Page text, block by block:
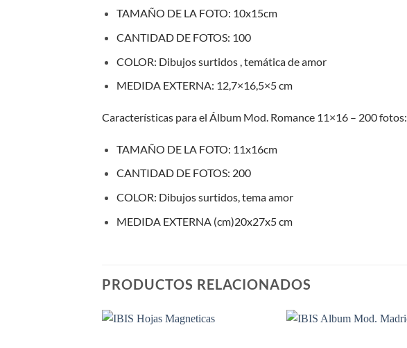
TAMAÑO DE LA FOTO: 10x15cm
CANTIDAD DE FOTOS: 100
COLOR: Dibujos surtidos , temática de amor
MEDIDA EXTERNA: 12,7×16,5×5 cm
Características para el Álbum Mod. Romance 11×16 – 200 fotos:
TAMAÑO DE LA FOTO: 11x16cm
CANTIDAD DE FOTOS: 200
COLOR: Dibujos surtidos, tema amor
MEDIDA EXTERNA (cm)20x27x5 cm
PRODUCTOS RELACIONADOS